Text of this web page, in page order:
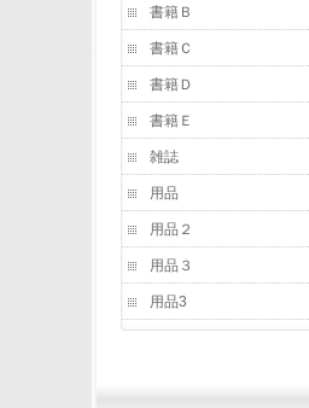
書籍Ｂ
書籍Ｃ
書籍Ｄ
書籍Ｅ
雑誌
用品
用品２
用品３
用品3